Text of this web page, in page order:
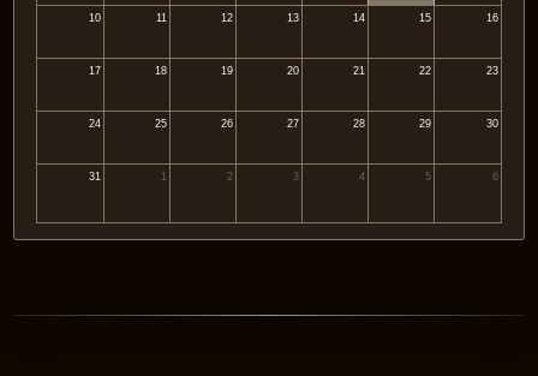
10 11 12 13 14 15 16
17 18 19 20 21 22 23
24 25 26 27 28 29 30
31 1 2 3 4 5 6